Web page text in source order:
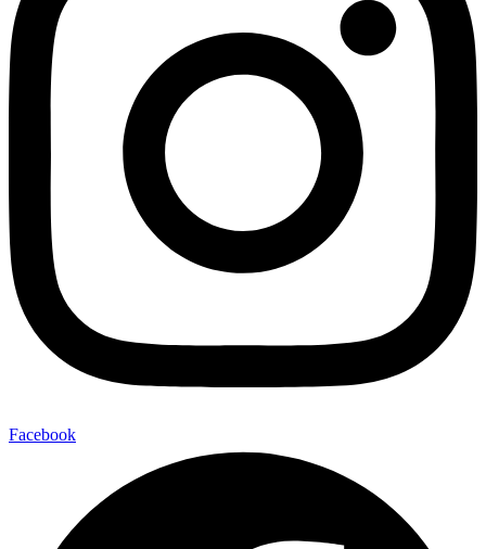
Facebook